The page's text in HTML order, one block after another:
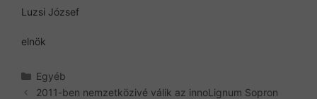
Luzsi József
elnök
Kategória
Egyéb
2011-ben nemzetközivé válik az innoLignum Sopron